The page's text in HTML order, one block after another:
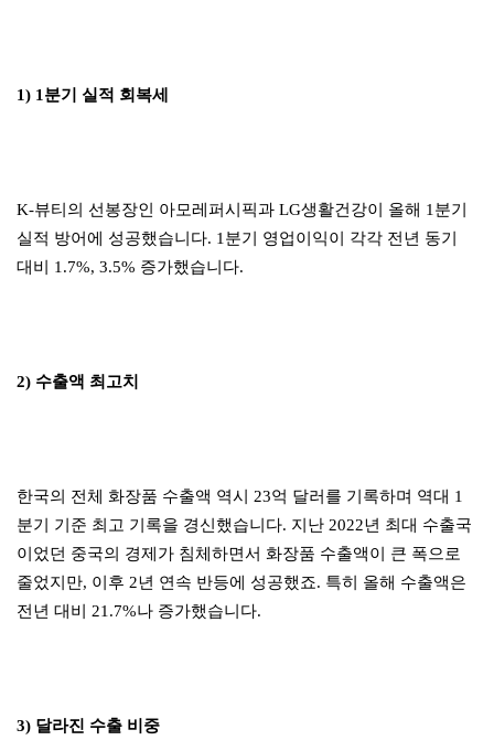
1) 1분기 실적 회복세
K-뷰티의 선봉장인 아모레퍼시픽과 LG생활건강이 올해 1분기
실적 방어에 성공했습니다. 1분기 영업이익이 각각 전년 동기
대비 1.7%, 3.5% 증가했습니다.
2) 수출액 최고치
한국의 전체 화장품 수출액 역시 23억 달러를 기록하며 역대 1
분기 기준 최고 기록을 경신했습니다. 지난 2022년 최대 수출국
이었던 중국의 경제가 침체하면서 화장품 수출액이 큰 폭으로
줄었지만, 이후 2년 연속 반등에 성공했죠. 특히 올해 수출액은
전년 대비 21.7%나 증가했습니다.
3) 달라진 수출 비중